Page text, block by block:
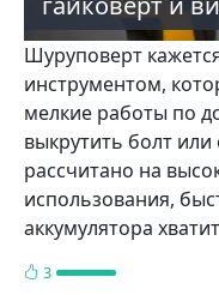
Шуруповерт
инструментом,
мелкие работы по
выкрутить болт
рассчитано на
использования,
аккумулятора
3